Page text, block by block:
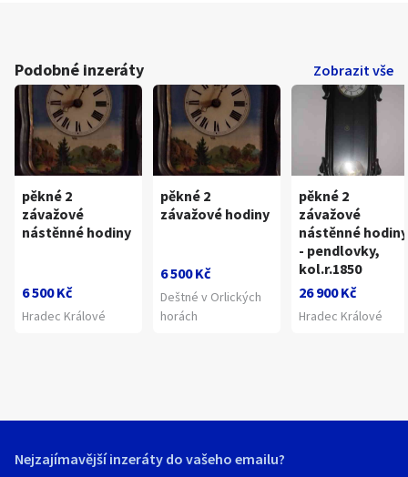
Podobné inzeráty Zobrazit vše
pěkné 2
závažové
nástěnné hodiny
6 500 Kč
Hradec Králové
pěkné 2
závažové hodiny
6 500 Kč
Deštné v Orlických
horách
pěkné 2
závažové
nástěnné hodiny
- pendlovky,
kol.r.1850
26 900 Kč
Hradec Králové
Nejzajímavější inzeráty do vašeho emailu?